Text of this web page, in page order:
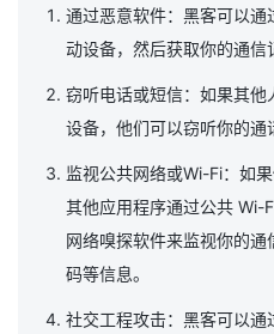
通过恶意软件：黑客可以
动设备，然后获取你的通信
窃听电话或短信：如果其
设备，他们可以窃听你的通
监视公共网络或Wi-Fi：如
其他应用程序通过公共 Wi-
网络嗅探软件来监视你的
码等信息。
社交工程攻击：黑客可以